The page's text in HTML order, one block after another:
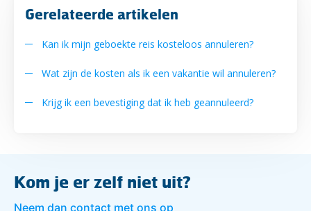
Gerelateerde artikelen
Kan ik mijn geboekte reis kosteloos annuleren?
Wat zijn de kosten als ik een vakantie wil annuleren?
Krijg ik een bevestiging dat ik heb geannuleerd?
Kom je er zelf niet uit?
Neem dan contact met ons op